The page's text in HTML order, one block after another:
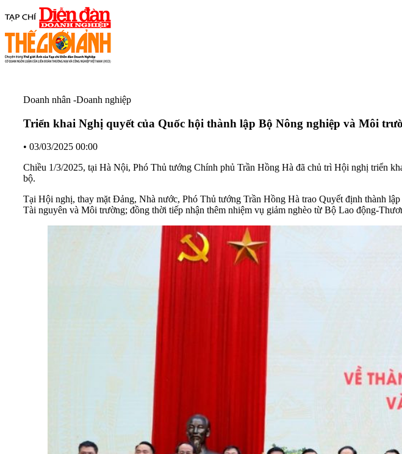
Doanh nhân -Doanh nghiệp
Triển khai Nghị quyết của Quốc hội thành lập Bộ Nông nghiệp và Môi
• 03/03/2025 00:00
Chiều 1/3/2025, tại Hà Nội, Phó Thủ tướng Chính phủ Trần Hồng Hà đã chủ trì Hội nghị triển
bộ.
Tại Hội nghị, thay mặt Đảng, Nhà nước, Phó Thủ tướng Trần Hồng Hà trao Quyết định thành
Tài nguyên và Môi trường; đồng thời tiếp nhận thêm nhiệm vụ giảm nghèo từ Bộ Lao động-